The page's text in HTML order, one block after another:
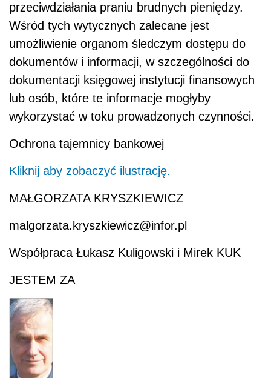
przeciwdziałania praniu brudnych pieniędzy.
Wśród tych wytycznych zalecane jest
umożliwienie organom śledczym dostępu do
dokumentów i informacji, w szczególności do
dokumentacji księgowej instytucji finansowych
lub osób, które te informacje mogłyby
wykorzystać w toku prowadzonych czynności.
Ochrona tajemnicy bankowej
Kliknij aby zobaczyć ilustrację.
MAŁGORZATA KRYSZKIEWICZ
malgorzata.kryszkiewicz@infor.pl
Współpraca Łukasz Kuligowski i Mirek KUK
JESTEM ZA